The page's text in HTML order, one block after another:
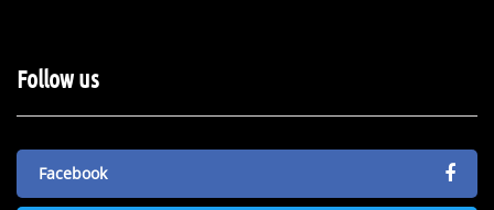
Follow us
Facebook